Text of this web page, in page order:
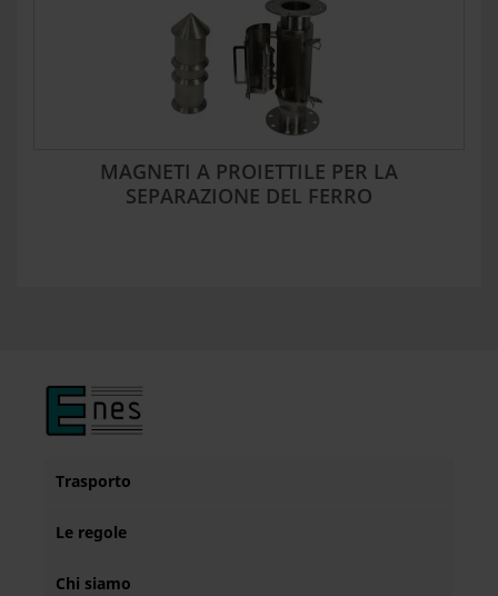
MAGNETI A PROIETTILE PER LA
SEPARAZIONE DEL FERRO
Trasporto
Le regole
Chi siamo